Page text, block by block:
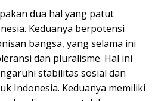
dua hal yang patut
Keduanya berpotensi
bangsa, yang selama ini
dan pluralisme. Hal ini
stabilitas sosial dan
Indonesia. Keduanya memiliki